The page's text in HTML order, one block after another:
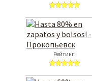
Рейтинг: